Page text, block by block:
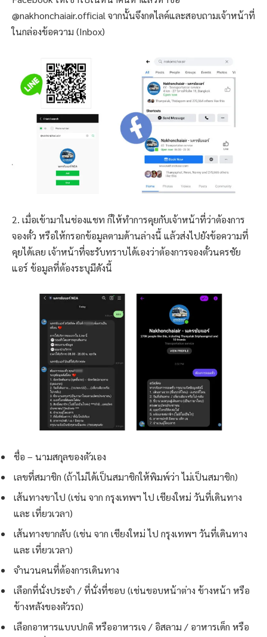
@nakhonchaiair.official จากนั้นจึงกดไลค์และสอบถามเจ้าหน้าที่
ในกล่องข้อความ (Inbox)
2. เมื่อเข้ามาในช่องแชท ก็ให้ทำการคุยกับเจ้าหน้าที่ว่าต้องการ
จองตั๋ว หรือให้กรอกข้อมูลตามด้านล่างนี้ แล้วส่งไปยังข้อความที่
คุยได้เลย เจ้าหน้าที่จะรับทราบได้เองว่าต้องการจองตั๋วนครชัย
แอร์ ข้อมูลที่ต้องระบุมีดังนี้
ชื่อ – นามสกุลของตัวเอง
เลขที่สมาชิก (ถ้าไม่ได้เป็นสมาชิกให้พิมพ์ว่า ไม่เป็นสมาชิก)
เส้นทางขาไป (เช่น จาก กรุงเทพฯ ไป เชียงใหม่ วันที่เดินทาง
และ เที่ยวเวลา)
เส้นทางขากลับ (เช่น จาก เชียงใหม่ ไป กรุงเทพฯ วันที่เดินทาง
และ เที่ยวเวลา)
จำนวนคนที่ต้องการเดินทาง
เลือกที่นั่งประจำ / ที่นั่งที่ชอบ (เช่นขอบหน้าต่าง ข้างหน้า หรือ
ข้างหลังของตัวรถ)
เลือกอาหารแบบปกติ หรืออาหารเจ / อิสลาม / อาหารเด็ก หรือ